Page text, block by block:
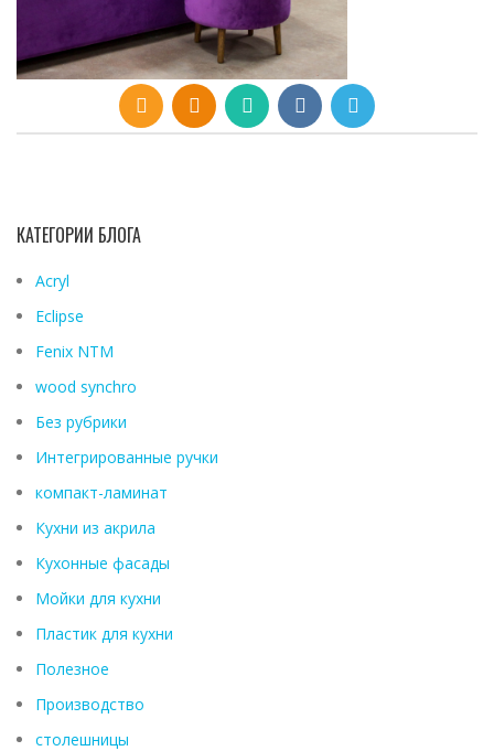
КАТЕГОРИИ БЛОГА
Acryl
Eclipse
Fenix ​​NTM
wood synchro
Без рубрики
Интегрированные ручки
компакт-ламинат
Кухни из акрила
Кухонные фасады
Мойки для кухни
Пластик для кухни
Полезное
Производство
столешницы